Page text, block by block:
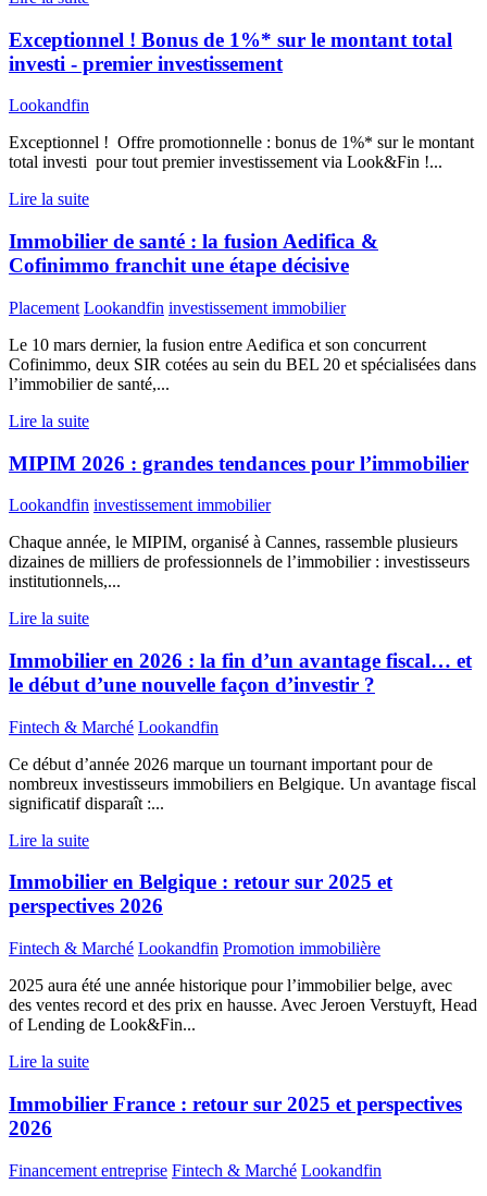
Exceptionnel ! Bonus de 1%* sur le montant total
investi - premier investissement
Lookandfin
Exceptionnel ! Offre promotionnelle : bonus de 1%* sur le montant
total investi pour tout premier investissement via Look&Fin !...
Lire la suite
Immobilier de santé : la fusion Aedifica &
Cofinimmo franchit une étape décisive
Placement Lookandfin investissement immobilier
Le 10 mars dernier, la fusion entre Aedifica et son concurrent
Cofinimmo, deux SIR cotées au sein du BEL 20 et spécialisées dans
l’immobilier de santé,...
Lire la suite
MIPIM 2026 : grandes tendances pour l’immobilier
Lookandfin investissement immobilier
Chaque année, le MIPIM, organisé à Cannes, rassemble plusieurs
dizaines de milliers de professionnels de l’immobilier : investisseurs
institutionnels,...
Lire la suite
Immobilier en 2026 : la fin d’un avantage fiscal… et
le début d’une nouvelle façon d’investir ?
Fintech & Marché Lookandfin
Ce début d’année 2026 marque un tournant important pour de
nombreux investisseurs immobiliers en Belgique. Un avantage fiscal
significatif disparaît :...
Lire la suite
Immobilier en Belgique : retour sur 2025 et
perspectives 2026
Fintech & Marché Lookandfin Promotion immobilière
2025 aura été une année historique pour l’immobilier belge, avec
des ventes record et des prix en hausse. Avec Jeroen Verstuyft, Head
of Lending de Look&Fin...
Lire la suite
Immobilier France : retour sur 2025 et perspectives
2026
Financement entreprise Fintech & Marché Lookandfin